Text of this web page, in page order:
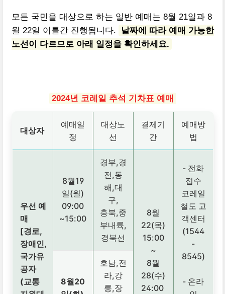
모든 국민을 대상으로 하는 일반 예매는 8월 21일과 8
월 22일 이틀간 진행됩니다.
날짜에 따라 예매 가능한
노선이 다르므로 아래 일정을 확인하세요.
2024년 코레일 추석 기차표 예매
대상자
예매일
정
대상노
선
결제기
간
예매방
법
우선 예
매
[경로,
장애인,
국가유
공자
(교통
8월19
일(월)
09:00
~15:00
경부,경
전,동
해,대
구,
충북,중
부내륙,
경북선
8월
22(목)
15:00
~
8월
28(수)
24:00
- 전화
접수
코레일
철도 고
객센터
(1544
-
8545)
- 온라
8월20
호남,전
라,강
릉,장